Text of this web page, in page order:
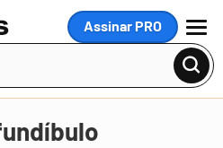
Assinar PRO
MENU